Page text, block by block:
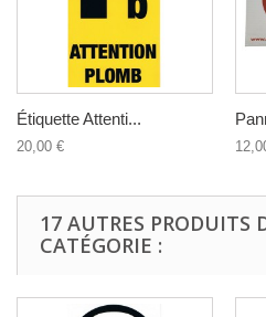
Étiquette Attenti...
20,00 €
17 AUTRES PRODUITS
CATÉGORIE :